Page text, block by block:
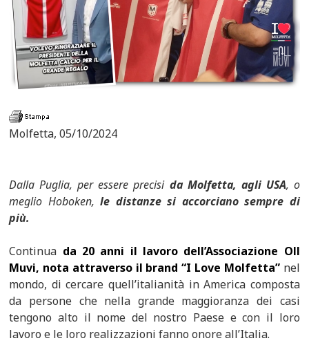
Molfetta, 05/10/2024
Dalla Puglia, per essere precisi da Molfetta, agli USA, o
meglio Hoboken,le distanze si accorciano sempre di
più.
Continua da 20 anni il lavoro dell’Associazione Oll
Muvi, nota attraverso il brand “I Love Molfetta” nel
mondo, di cercare quell’italianità in America composta
da persone che nella grande maggioranza dei casi
tengono alto il nome del nostro Paese e con il loro
lavoro e le loro realizzazioni fanno onore all’Italia.